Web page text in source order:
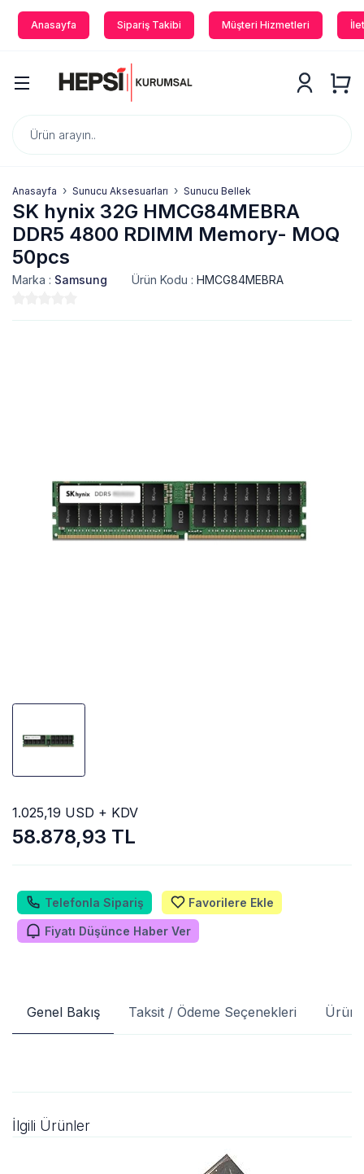
Anasayfa Sipariş Takibi Müşteri Hizmetleri
Anasayfa Sunucu Aksesuarları Sunucu Bellek
SK hynix 32G HMCG84MEBRA
DDR5 4800 RDIMM Memory- MOQ
50pcs
Marka : Samsung Ürün Kodu : HMCG84MEBRA
58.878,93 TL
1.025,19 USD + KDV
Telefonla Sipariş Favorilere Ekle
Fiyatı Düşünce Haber Ver
Genel Bakış Taksit / Ödeme Seçenekleri Ürün
İlgili Ürünler